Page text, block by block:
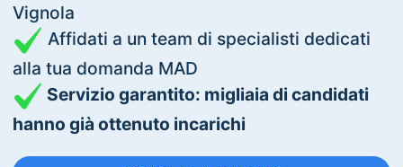
Vignola
Affidati a un team di specialisti dedicati
alla tua domanda MAD
Servizio garantito: migliaia di candidati
hanno già ottenuto incarichi